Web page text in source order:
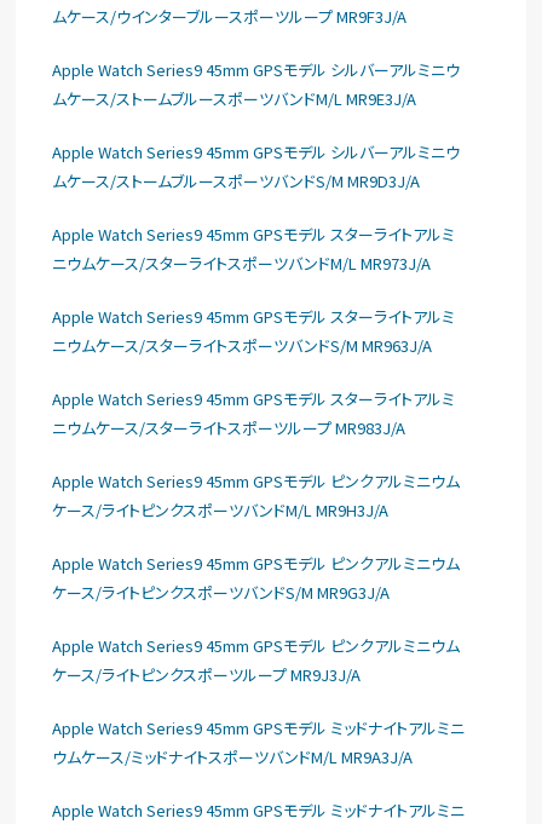
ムケース/ウインターブルースポーツループ MR9F3J/A
Apple Watch Series9 45mm GPSモデル シルバーアルミニウ
ムケース/ストームブルースポーツバンドM/L MR9E3J/A
Apple Watch Series9 45mm GPSモデル シルバーアルミニウ
ムケース/ストームブルースポーツバンドS/M MR9D3J/A
Apple Watch Series9 45mm GPSモデル スターライトアルミ
ニウムケース/スターライトスポーツバンドM/L MR973J/A
Apple Watch Series9 45mm GPSモデル スターライトアルミ
ニウムケース/スターライトスポーツバンドS/M MR963J/A
Apple Watch Series9 45mm GPSモデル スターライトアルミ
ニウムケース/スターライトスポーツループ MR983J/A
Apple Watch Series9 45mm GPSモデル ピンクアルミニウム
ケース/ライトピンクスポーツバンドM/L MR9H3J/A
Apple Watch Series9 45mm GPSモデル ピンクアルミニウム
ケース/ライトピンクスポーツバンドS/M MR9G3J/A
Apple Watch Series9 45mm GPSモデル ピンクアルミニウム
ケース/ライトピンクスポーツループ MR9J3J/A
Apple Watch Series9 45mm GPSモデル ミッドナイトアルミニ
ウムケース/ミッドナイトスポーツバンドM/L MR9A3J/A
Apple Watch Series9 45mm GPSモデル ミッドナイトアルミニ